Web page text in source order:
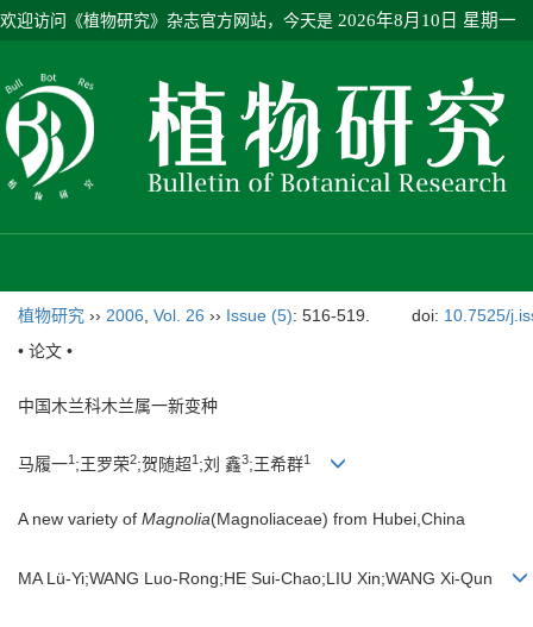
欢迎访问《植物研究》杂志官方网站，今天是 2026年8月10日 星期一
植物研究 ›› 2006 Vol. 26 ›› Issue (5): 516-519. doi: 10.7525/
• 论文 •
中国木兰科木兰属一新变种
马履一1 ;王罗荣2;贺随超1 ;刘 鑫3;王希群1
A new variety of Magnolia(Magnoliaceae) from Hubei,China
MA Lü-Yi;WANG Luo-Rong;HE Sui-Chao;LIU Xin;WANG Xi-Qun